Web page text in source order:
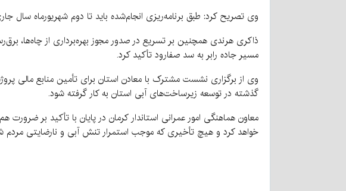
وی تصریح کرد: طبق برنامه‌ریزی انجام‌شده باید تا دوم شهریورماه سال جاری دست‌کم ۶۰ روستا به شبکه آبرسانی متصل و به
ذاکری هرندی همچنین بر تسریع در صدور مجوز بهره‌برداری از چاه‌ها،
مسیر جاده رابر به سد صفارود تأکید کرد.
وی از برگزاری نشست مشترک با معادن استان برای تأمین منابع مالی
گذشته در توسعه زیرساخت‌های آبی استان به کار گرفته شود.
معاون هماهنگی امور عمرانی استاندار کرمان در پایان با تأکید بر
خواهد کرد و هیچ تأخیری که موجب استمرار تنش آبی و نارضایتی مردم